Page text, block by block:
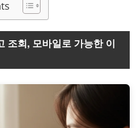
조회, 모바일로 가능한 이